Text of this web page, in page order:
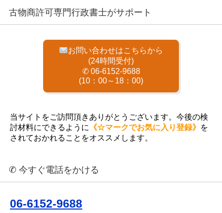
古物商許可専門行政書士がサポート
お問い合わせはこちらから
(24時間受付)
✆ 06-6152-9688
(10：00～18：00)
当サイトをご訪問頂きありがとうございます。今後の検
討材料にできるように
《☆マークでお気に入り登録》 を
されておかれることをオススメします。
✆ 今すぐ電話をかける
06-6152-9688